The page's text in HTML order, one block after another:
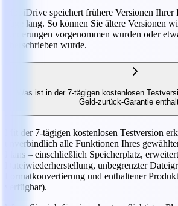
MobiDrive speichert frühere Versionen Ihrer
Tage lang. So können Sie ältere Versionen
Änderungen vorgenommen wurden oder
überschrieben wurde.
Was ist in der 7-tägigen kostenlosen
Geld-zurück-Garantie
Mit der 7-tägigen kostenlosen Testversion
unverbindlich alle Funktionen Ihres
Plans – einschließlich Speicherplatz,
Dateiwiederherstellung, unbegrenzter
Formatkonvertierung und enthaltener
verfügbar).